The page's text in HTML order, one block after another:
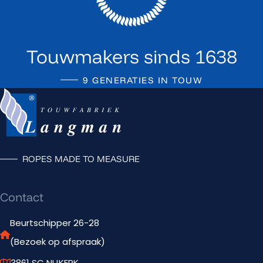
Touwmakers sinds 1638
9 GENERATIES IN TOUW
Terug naar de startpagina
ROPES MADE TO MEASURE
Contact
Beurtschipper 26-28
(Bezoek op afspraak)